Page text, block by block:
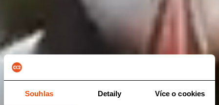
Souhlas Detaily Více o cookies